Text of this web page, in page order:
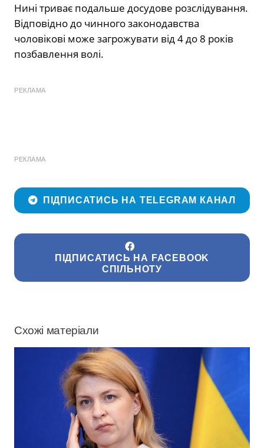
Нині триває подальше досудове розслідування.
Відповідно до чинного законодавства
чоловікові може загрожувати від 4 до 8 років
позбавлення волі.
РЕКЛАМА
РЕКЛАМА
ПІДПИСАТИСЬ НА TELEGRAM КАНАЛ
ПІДПИСАТИСЬ НА FACEBOOK
СПІЛЬНОТУ
Схожі матеріали